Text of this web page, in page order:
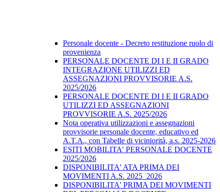
Personale docente - Decreto restituzione ruolo di
provenienza
PERSONALE DOCENTE DI I E II GRADO
INTEGRAZIONE UTILIZZI ED
ASSEGNAZIONI PROVVISORIE A.S.
2025/2026
PERSONALE DOCENTE DI I E II GRADO
UTILIZZI ED ASSEGNAZIONI
PROVVISORIE A.S. 2025/2026
Nota operativa utilizzazioni e assegnazioni
provvisorie personale docente, educativo ed
A.T.A., con Tabelle di viciniorità, a.s. 2025-2026
ESITI MOBILITA' PERSONALE DOCENTE
2025/2026
DISPONIBILITA' ATA PRIMA DEI
MOVIMENTI A.S. 2025_2026
DISPONIBILITA' PRIMA DEI MOVIMENTI